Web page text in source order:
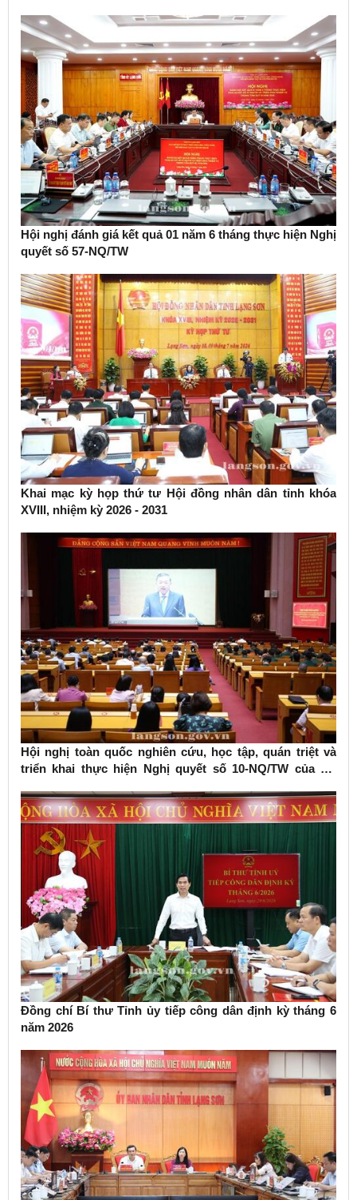
Hội nghị đánh giá kết quả 01 năm 6 tháng thực hiện Nghị
quyết số 57-NQ/TW
Khai mạc kỳ họp thứ tư Hội đồng nhân dân tỉnh khóa
XVIII, nhiệm kỳ 2026 - 2031
Hội nghị toàn quốc nghiên cứu, học tập, quán triệt và
triển khai thực hiện Nghị quyết số 10-NQ/TW của Bộ
Đồng chí Bí thư Tỉnh ủy tiếp công dân định kỳ tháng 6
năm 2026